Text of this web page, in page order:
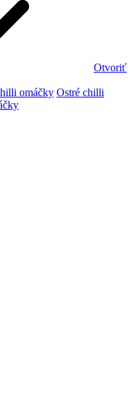
Otvoriť
omáčky Ostré chilli